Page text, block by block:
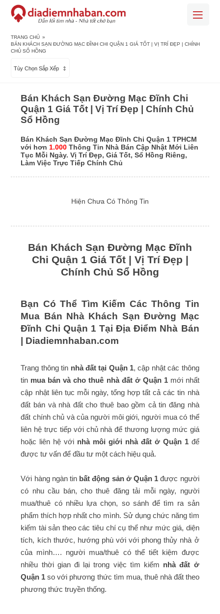
TRANG CHỦ »
BÁN KHÁCH SẠN ĐƯỜNG MẠC ĐĨNH CHI QUẬN 1 GIÁ TỐT | VỊ TRÍ ĐẸP | CHÍNH
CHỦ SỔ HỒNG
Tùy Chọn Sắp Xếp
Bán Khách Sạn Đường Mạc Đĩnh Chi
Quận 1 Giá Tốt | Vị Trí Đẹp | Chính Chủ
Sổ Hồng
Bán Khách Sạn Đường Mạc Đĩnh Chi Quận 1 TPHCM
với hơn1.000 Thông Tin Nhà Bán Cập Nhật Mới Liên
Tục Mỗi Ngày. Vị Trí Đẹp, Giá Tốt, Sổ Hồng Riêng,
Làm Việc Trực Tiếp Chính Chủ
Hiện Chưa Có Thông Tin
Bán Khách Sạn Đường Mạc Đĩnh
Chi Quận 1 Giá Tốt | Vị Trí Đẹp |
Chính Chủ Sổ Hồng
Bạn Có Thể Tìm Kiếm Các Thông Tin
Mua Bán Nhà Khách Sạn Đường Mạc
Đĩnh Chi Quận 1 Tại Địa Điểm Nhà Bán
Diadiemnhaban.com
Trang thông tin nhà đất tại Quận 1, cập nhật các thông
tin mua bán và cho thuê nhà đất ở Quận 1mới nhất
cập nhật liên tục mỗi ngày, tổng hợp tất cả các tin nhà
đất bán và nhà đất cho thuê bao gồm cả tin đăng nhà
đất chính chủ và của người môi giới, người mua có thể
liên hệ trực tiếp với chủ nhà để thương lượng mức giá
hoặc liên hệ với nhà môi giới nhà đất ở Quận 1để
được tư vấn để đầu tư một cách hiệu quả.
Với hàng ngàn tin bất động sản ở Quận 1 được người
có nhu cầu bán, cho thuê đăng tải mỗi ngày, người
mua/thuê có nhiều lựa chọn, so sánh để tìm ra sản
phẩm thích hợp nhất cho mình. Sử dụng chức năng tìm
kiếm tài sản theo các tiêu chí cụ thể như mức giá, diện
tích, kích thước, hướng phù với với phong thủy nhà ở
của mình…. người mua/thuê có thể tiết kiệm được
nhiều thời gian đi lại trong việc tìm kiếm nhà đất ở
Quận 1 so với phương thức tìm mua, thuê nhà đất theo
phương thức truyền thống.